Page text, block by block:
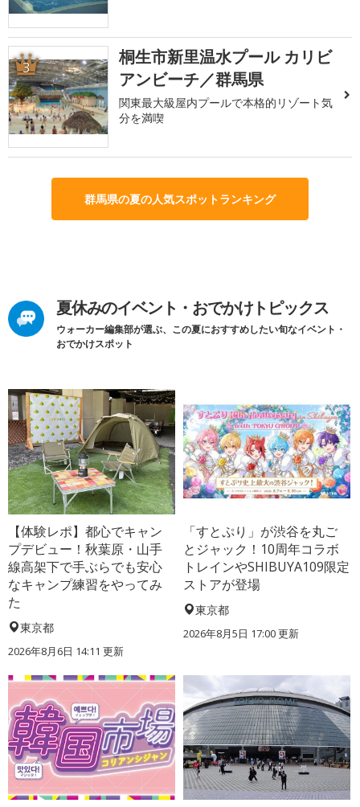
3
桐生市新里温水プール カリビ
アンビーチ／群馬県
関東最大級屋内プールで本格的リゾート気
分を満喫
群馬県の夏の人気スポットランキング
夏休みのイベント・おでかけトピックス
ウォーカー編集部が選ぶ、この夏におすすめしたい旬なイベント・
おでかけスポット
【体験レポ】都心でキャン
プデビュー！秋葉原・山手
線高架下で手ぶらでも安心
なキャンプ練習をやってみ
た
東京都
2026年8月6日 14:11 更新
「すとぷり」が渋谷を丸ご
とジャック！10周年コラボ
トレインやSHIBUYA109限定
ストアが登場
東京都
2026年8月5日 17:00更新